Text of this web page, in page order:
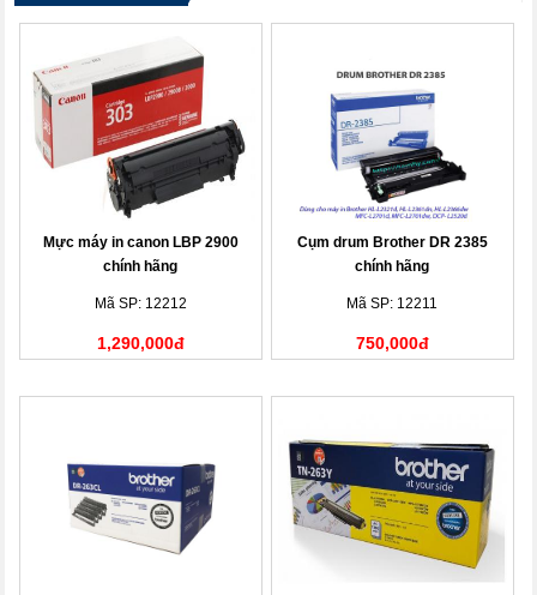
Mực máy in canon LBP 2900
chính hãng
Mã SP: 12212
1,290,000đ
Cụm drum Brother DR 2385
chính hãng
Mã SP: 12211
750,000đ